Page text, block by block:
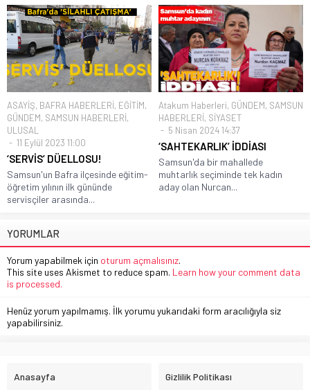
ASAYİŞ, BAFRA HABERLERİ, EĞİTİM,
GÜNDEM, SAMSUN HABERLERİ,
ULUSAL
11 Eylül 2023 11:00
‘SERVİS’ DÜELLOSU!
Samsun'un Bafra ilçesinde eğitim-
öğretim yılının ilk gününde
servisçiler arasında...
Atakum Haberleri, GÜNDEM, SAMSUN
HABERLERİ, SİYASET
5 Nisan 2024 14:37
‘SAHTEKARLIK’ İDDİASI
Samsun'da bir mahallede
muhtarlık seçiminde tek kadın
aday olan Nurcan...
YORUMLAR
Yorum yapabilmek için oturum açmalısınız.
This site uses Akismet to reduce spam. Learn how your comment data
is processed.
Henüz yorum yapılmamış. İlk yorumu yukarıdaki form aracılığıyla siz
yapabilirsiniz.
Anasayfa Gizlilik Politikası